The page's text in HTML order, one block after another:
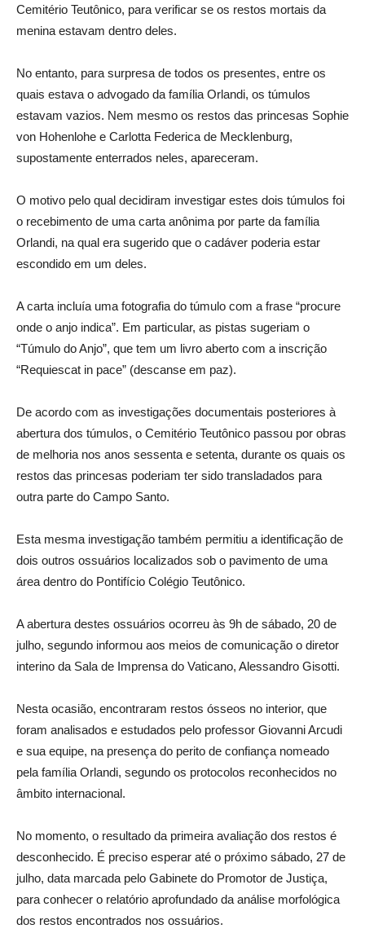
Cemitério Teutônico, para verificar se os restos mortais da
menina estavam dentro deles.
No entanto, para surpresa de todos os presentes, entre os
quais estava o advogado da família Orlandi, os túmulos
estavam vazios. Nem mesmo os restos das princesas Sophie
von Hohenlohe e Carlotta Federica de Mecklenburg,
supostamente enterrados neles, apareceram.
O motivo pelo qual decidiram investigar estes dois túmulos foi
o recebimento de uma carta anônima por parte da família
Orlandi, na qual era sugerido que o cadáver poderia estar
escondido em um deles.
A carta incluía uma fotografia do túmulo com a frase “procure
onde o anjo indica”. Em particular, as pistas sugeriam o
“Túmulo do Anjo”, que tem um livro aberto com a inscrição
“Requiescat in pace” (descanse em paz).
De acordo com as investigações documentais posteriores à
abertura dos túmulos, o Cemitério Teutônico passou por obras
de melhoria nos anos sessenta e setenta, durante os quais os
restos das princesas poderiam ter sido transladados para
outra parte do Campo Santo.
Esta mesma investigação também permitiu a identificação de
dois outros ossuários localizados sob o pavimento de uma
área dentro do Pontifício Colégio Teutônico.
A abertura destes ossuários ocorreu às 9h de sábado, 20 de
julho, segundo informou aos meios de comunicação o diretor
interino da Sala de Imprensa do Vaticano, Alessandro Gisotti.
Nesta ocasião, encontraram restos ósseos no interior, que
foram analisados e estudados pelo professor Giovanni Arcudi
e sua equipe, na presença do perito de confiança nomeado
pela família Orlandi, segundo os protocolos reconhecidos no
âmbito internacional.
No momento, o resultado da primeira avaliação dos restos é
desconhecido. É preciso esperar até o próximo sábado, 27 de
julho, data marcada pelo Gabinete do Promotor de Justiça,
para conhecer o relatório aprofundado da análise morfológica
dos restos encontrados nos ossuários.